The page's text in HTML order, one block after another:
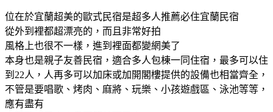
位在於宜蘭超美的歐式民宿是超多人推薦必住宜蘭民宿
從外到裡都超漂亮的，而且非常好拍
風格上也很不一樣，進到裡面都變網美了
本身也是親子友善民宿，適合多人包棟一同住宿，最多可以住
到22人，人再多可以加床或加開閣樓提供的設備也相當齊全，
不管是要唱歌、烤肉、麻將、玩樂、小孩遊戲區、泳池等等，
應有盡有